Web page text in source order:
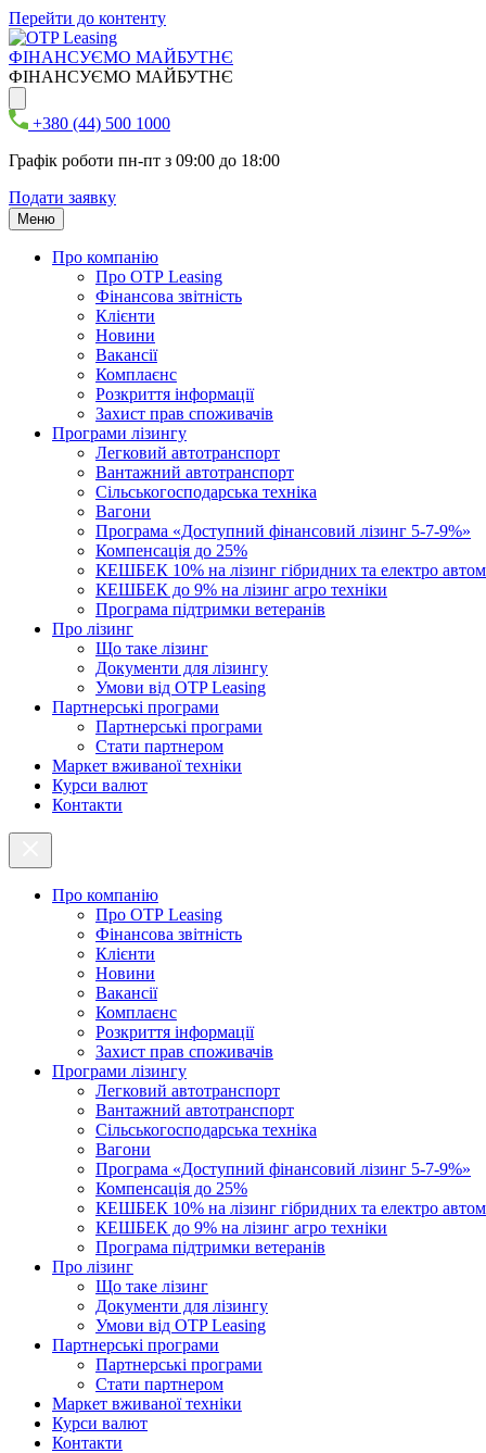
Перейти до контенту
ФІНАНСУЄМО МАЙБУТНЄ
ФІНАНСУЄМО МАЙБУТНЄ
+380 (44) 500 1000
Графік роботи пн-пт з 09:00 до 18:00
Подати заявку
Меню
Про компанію
Про ОТР Leasing
Фінансова звітність
Клієнти
Новини
Вакансії
Комплаєнс
Розкриття інформації
Захист прав споживачів
Програми лізингу
Легковий автотранспорт
Вантажний автотранспорт
Cільськогосподарська техніка
Вагони
Програма «Доступний фінансовий лізинг 5-7-9%»
Компенсація до 25%
КЕШБЕК 10% на лізинг гібридних та електро
КЕШБЕК до 9% на лізинг агро техніки
Програма підтримки ветеранів
Про лізинг
Що таке лізинг
Документи для лізингу
Умови від OTP Leasing
Партнерські програми
Партнерські програми
Стати партнером
Маркет вживаної техніки
Курси валют
Контакти
Про компанію
Про ОТР Leasing
Фінансова звітність
Клієнти
Новини
Вакансії
Комплаєнс
Розкриття інформації
Захист прав споживачів
Програми лізингу
Легковий автотранспорт
Вантажний автотранспорт
Cільськогосподарська техніка
Вагони
Програма «Доступний фінансовий лізинг 5-7-9%»
Компенсація до 25%
КЕШБЕК 10% на лізинг гібридних та електро
КЕШБЕК до 9% на лізинг агро техніки
Програма підтримки ветеранів
Про лізинг
Що таке лізинг
Документи для лізингу
Умови від OTP Leasing
Партнерські програми
Партнерські програми
Стати партнером
Маркет вживаної техніки
Курси валют
Контакти